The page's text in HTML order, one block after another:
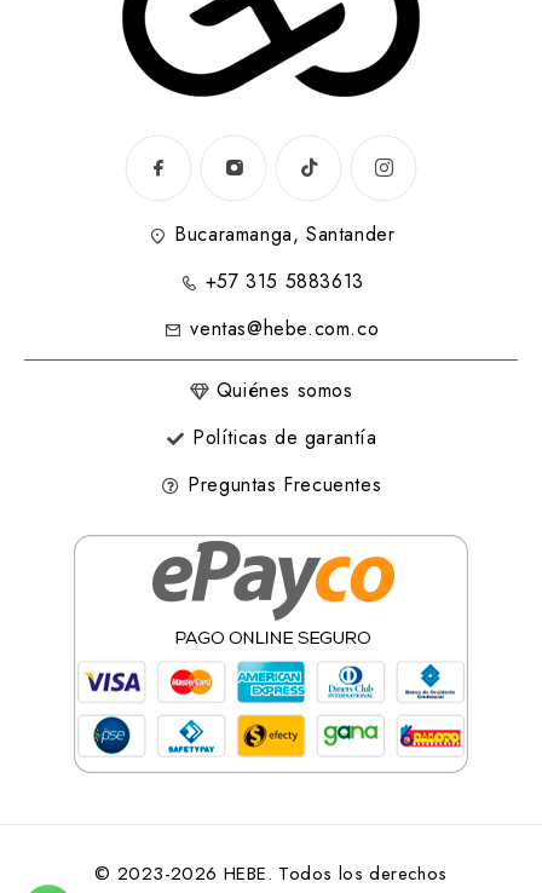
Bucaramanga, Santander
+57 315 5883613
ventas@hebe.com.co
Quiénes somos
Políticas de garantía
Preguntas Frecuentes
© 2023-2026 HEBE. Todos los derechos